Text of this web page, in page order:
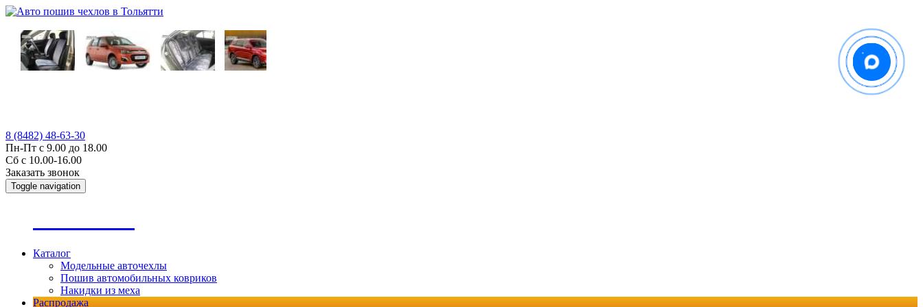
8 (8482) 48-63-30
Пн-Пт с 9.00 до 18.00
Сб с 10.00-16.00
Заказать звонок
Toggle navigation
Каталог
Модельные авточехлы
Пошив автомобильных ковриков
Накидки из меха
Распродажа